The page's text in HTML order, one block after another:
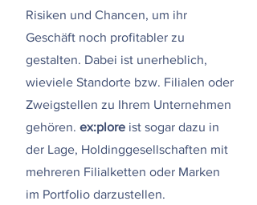
Risiken und Chancen, um ihr
Geschäft noch profitabler zu
gestalten. Dabei ist unerheblich,
wieviele Standorte bzw. Filialen oder
Zweigstellen zu Ihrem Unternehmen
gehören. ex:plore ist sogar dazu in
der Lage, Holdinggesellschaften mit
mehreren Filialketten oder Marken
im Portfolio darzustellen.